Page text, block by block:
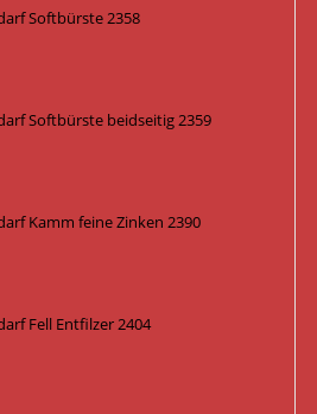
Softbürste 2358
Softbürste beidseitig 2359
Kamm feine Zinken 2390
Fell Entfilzer 2404